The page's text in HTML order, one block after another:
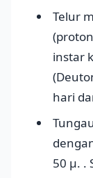
Telur
instar
hari
50 μ. .